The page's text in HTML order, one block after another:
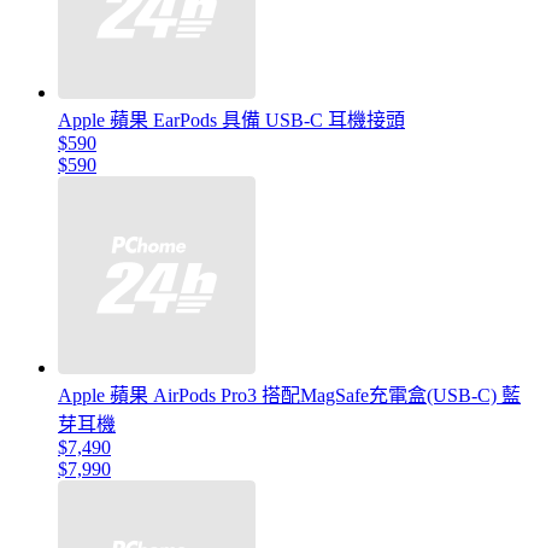
Apple 蘋果 EarPods 具備 USB-C 耳機接頭
$590
$590
Apple 蘋果 AirPods Pro3 搭配MagSafe充電盒(USB-C) 藍
芽耳機
$7,490
$7,990